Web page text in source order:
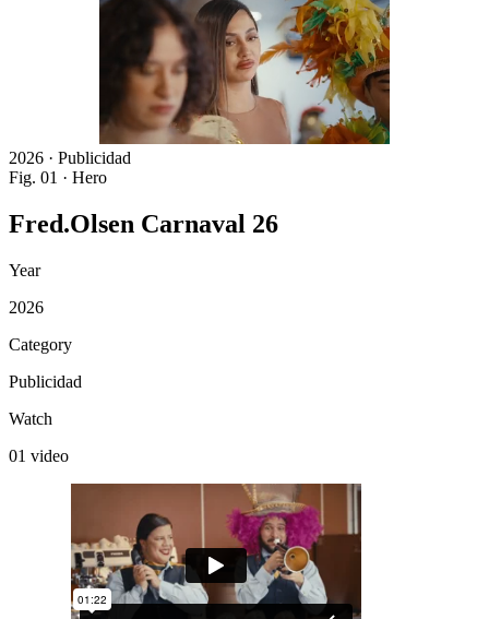
2026 · Publicidad
Fig. 01 · Hero
Fred.Olsen Carnaval 26
Year
2026
Category
Publicidad
Watch
01 video